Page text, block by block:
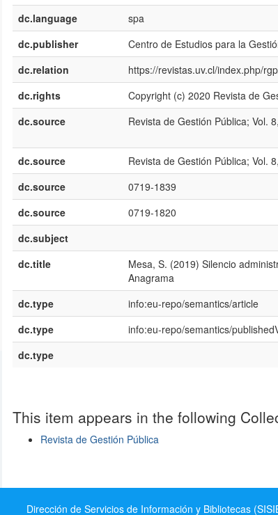
dc.language
spa
dc.publisher
Centro de Estudios para la
dc.relation
https://revistas.uv.cl/index.php/
dc.rights
Copyright (c) 2020 Revista de
dc.source
Revista de Gestión Pública; Vol.
dc.source
Revista de Gestión Pública; Vol.
dc.source
0719-1839
dc.source
0719-1820
dc.subject
dc.title
Mesa, S. (2019) Silencio
Anagrama
dc.type
info:eu-repo/semantics/article
dc.type
info:eu-repo/semantics/
dc.type
This item appears in the following
Revista de Gestión Pública
Dirección de Servicios de Información y Bibliotecas